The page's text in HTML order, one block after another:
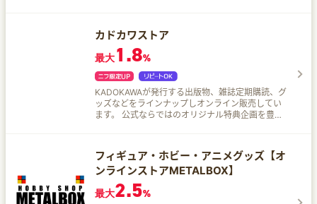
カドカワストア
最大1.8%
KADOKAWAが発行する出版物、雑誌定期購読、グ
ッズなどをラインナップしオンライン販売してい
ます。 公式ならではのオリジナル特典企画を豊富
フィギュア・ホビー・アニメグッズ【オ
ンラインストアMETALBOX】
最大2.5%